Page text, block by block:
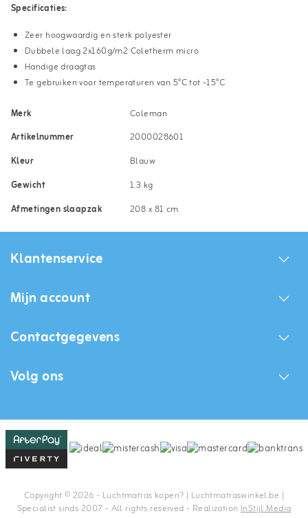
Specificaties:
Zeer hoogwaardig en sterk polyester
Dubbele laag 2x160g/m2 Coletherm micro
Handige draagtas
Te gebruiken voor temperaturen van 5°C tot -15°C
Merk
Coleman
Artikelnummer
2000028601
Kleur
Blauw
Gewicht
1.3 kg
Afmetingen slaapzak
208 x 81 cm
Klantenservice
Mijn account
Contactgegevens
Volg ons
Copyright © 2026 - Luchtmatras kopen? | Luchtmatraswinkel.be |
Specialist sinds 2007 - All rights reserved - Realization InStijl Media